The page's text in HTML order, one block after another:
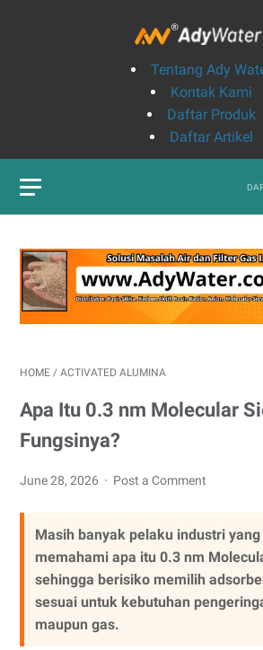
Tentang Ady
Kontak Kami
Daftar Produk
Daftar Artikel
HOME / ACTIVATED ALUMINA
Apa Itu 0.3 nm Molecular
Fungsinya?
June 28, 2026 Post a Comment
Masih banyak pelaku industri
memahami apa itu 0.3 nm
sehingga berisiko memilih
sesuai untuk kebutuhan
maupun gas.